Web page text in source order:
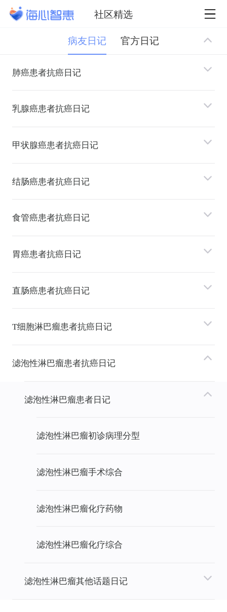
社区精选
病友日记 官方日记
肺癌患者抗癌日记
乳腺癌患者抗癌日记
甲状腺癌患者抗癌日记
结肠癌患者抗癌日记
⻝管癌患者抗癌日记
胃癌患者抗癌日记
直肠癌患者抗癌日记
T细胞淋巴瘤患者抗癌日记
滤泡性淋巴瘤患者抗癌日记
滤泡性淋巴瘤患者日记
滤泡性淋巴瘤初诊病理分型
滤泡性淋巴瘤手术综合
滤泡性淋巴瘤化疗药物
滤泡性淋巴瘤化疗综合
滤泡性淋巴瘤其他话题日记